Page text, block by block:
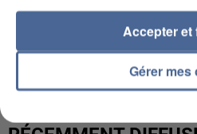
GABRIEL ATTAL ET
VISÉS PAR DES
Gérer mes
Accepter et